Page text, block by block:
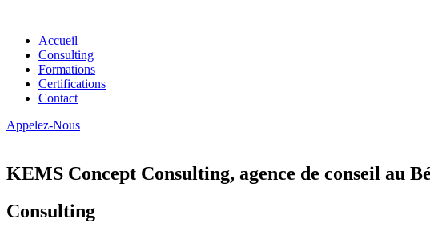
Accueil
Consulting
Formations
Certifications
Contact
Appelez-Nous
KEMS Concept Consulting, agence de conseil au
Consulting